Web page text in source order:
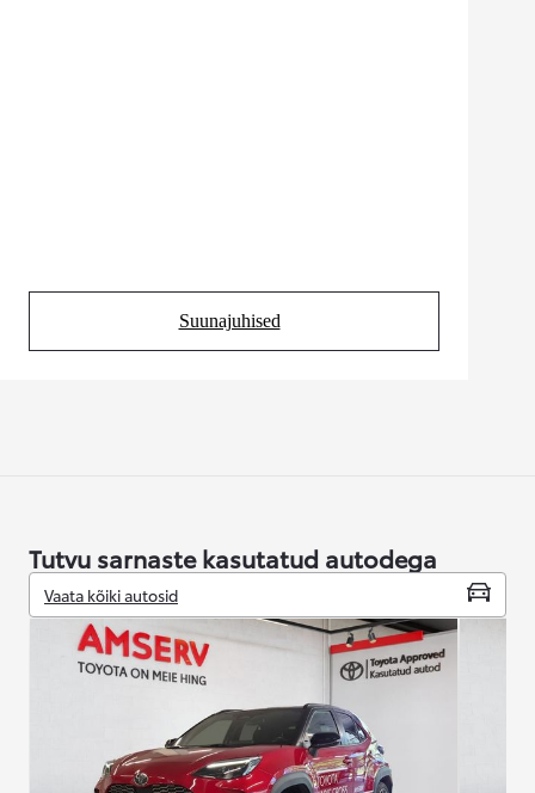
Suunajuhised
(Opens in new tab)
Tutvu sarnaste kasutatud autodega
Vaata kõiki autosid